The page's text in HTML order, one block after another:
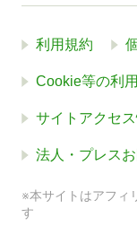
利用規約
Cookie等の利
サイトアクセ
法人・プレス
※本サイトはアフィ
す